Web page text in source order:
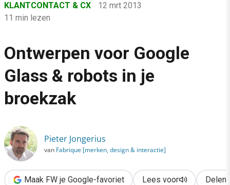
›
Klantcontact & CX
›
Ontwerpen voor Google Glass & robots in je broekzak
KLANTCONTACT & CX
12 mrt 2013
11 min lezen
Ontwerpen voor Google
Glass & robots in je
broekzak
Pieter Jongerius
van Fabrique [merken, design & interactie]
Maak FW je Google-favoriet Lees voor Delen